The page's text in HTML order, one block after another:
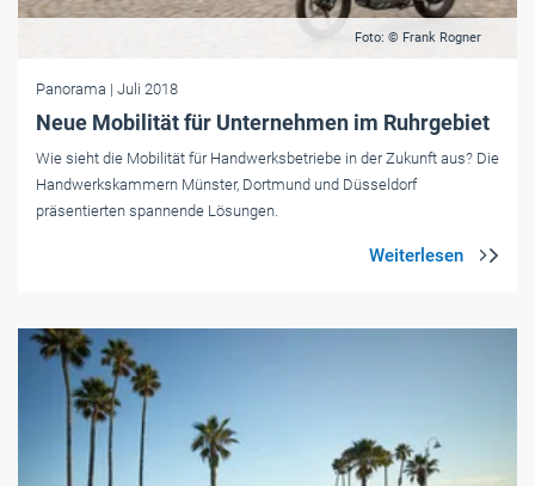
Foto: © Frank Rogner
Panorama | Juli 2018
Neue Mobilität für Unternehmen im Ruhrgebiet
Wie sieht die Mobilität für Handwerksbetriebe in der Zukunft aus? Die
Handwerkskammern Münster, Dortmund und Düsseldorf
präsentierten spannende Lösungen.